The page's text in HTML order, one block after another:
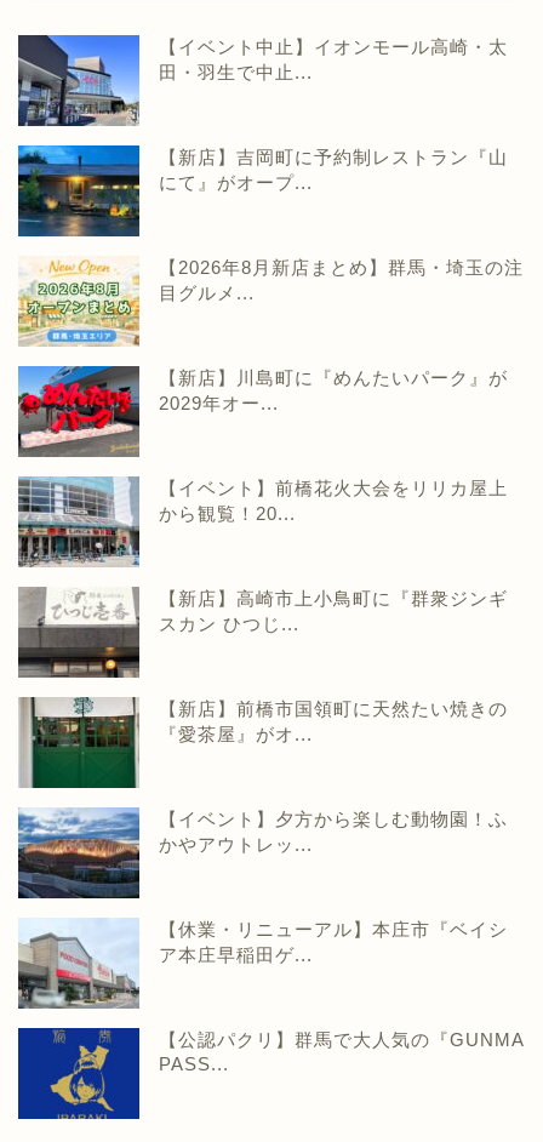
【イベント中止】イオンモール高崎・太
田・羽生で中止...
【新店】吉岡町に予約制レストラン『山
にて』がオープ...
【2026年8月新店まとめ】群馬・埼玉の注
目グルメ...
【新店】川島町に『めんたいパーク』が
2029年オー...
【イベント】前橋花火大会をリリカ屋上
から観覧！20...
【新店】高崎市上小鳥町に『群衆ジンギ
スカン ひつじ...
【新店】前橋市国領町に天然たい焼きの
『愛茶屋』がオ...
【イベント】夕方から楽しむ動物園！ふ
かやアウトレッ...
【休業・リニューアル】本庄市『ベイシ
ア本庄早稲田ゲ...
【公認パクリ】群馬で大人気の『GUNMA
PASS...